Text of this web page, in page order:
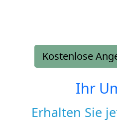
Kostenlose
Ihr
Erhalten Sie